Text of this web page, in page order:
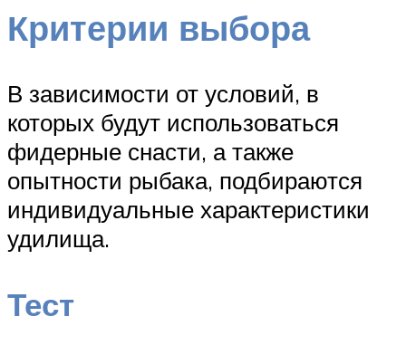
Критерии выбора
В зависимости от условий, в
которых будут использоваться
фидерные снасти, а также
опытности рыбака, подбираются
индивидуальные характеристики
удилища.
Тест